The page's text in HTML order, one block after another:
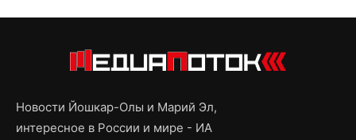
Новости Йошкар-Олы и Марий Эл,
интересное в России и мире - ИА